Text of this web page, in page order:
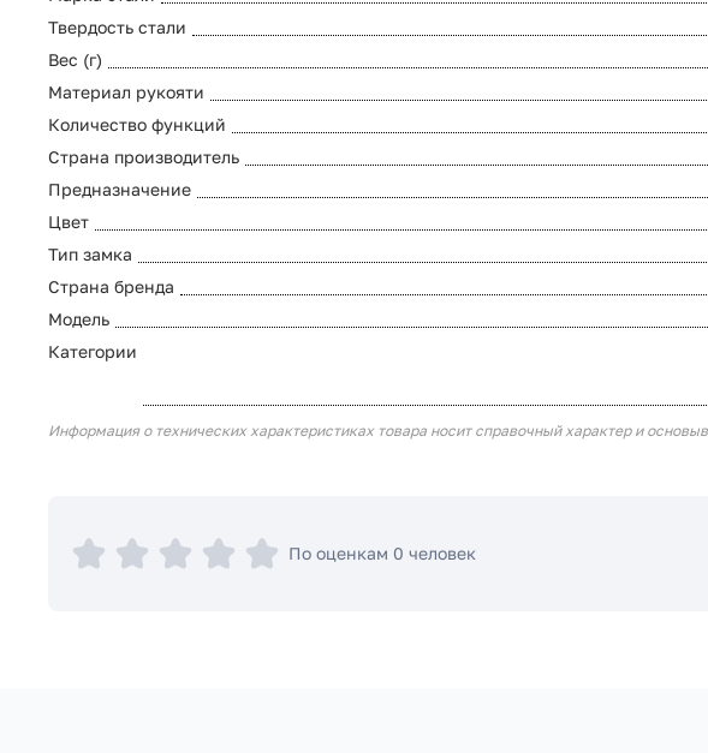
Твердость стали
Вес (г)
Материал рукояти
Количество функций
Страна производитель
Предназначение
Цвет
Тип замка
Страна бренда
Модель
Категории
Информация о технических характеристиках товара носит справочный характер и
По оценкам 0 человек